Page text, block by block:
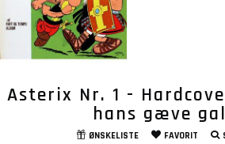
Asterix Nr. 1 -
hans gæve
ØNSKELISTE FAVORIT